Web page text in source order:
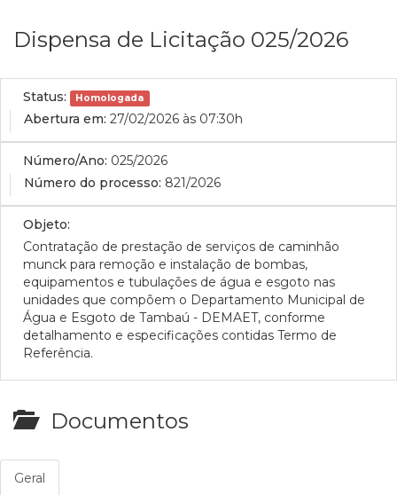
Dispensa de Licitação 025/2026
Status: Homologada
Abertura em: 27/02/2026 às 07:30h
Número/Ano: 025/2026
Número do processo: 821/2026
Objeto:
Contratação de prestação de serviços de caminhão
munck para remoção e instalação de bombas,
equipamentos e tubulações de água e esgoto nas
unidades que compõem o Departamento Municipal de
Água e Esgoto de Tambaú - DEMAET, conforme
detalhamento e especificações contidas Termo de
Referência.
Documentos
Geral